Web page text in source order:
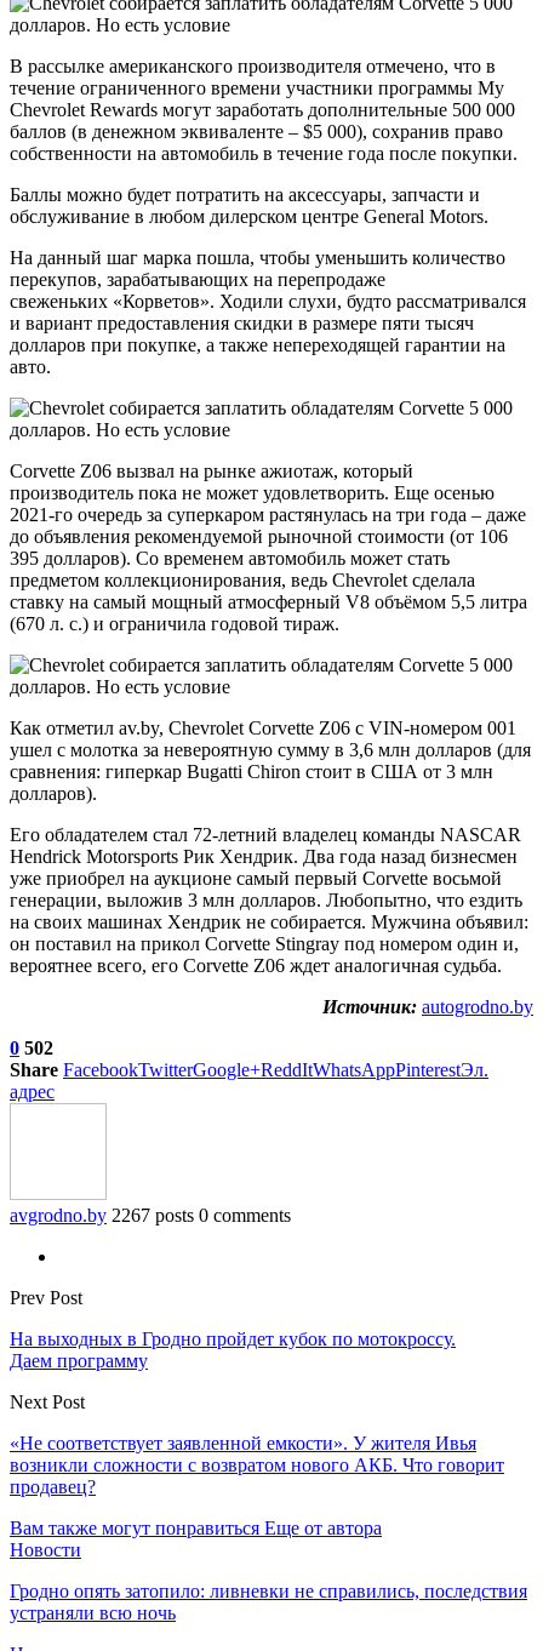
В рассылке американского производителя отмечено, что в
течение ограниченного времени участники программы My
Chevrolet Rewards могут заработать дополнительные 500 000
баллов (в денежном эквиваленте – $5 000), сохранив право
собственности на автомобиль в течение года после покупки.
Баллы можно будет потратить на аксессуары, запчасти и
обслуживание в любом дилерском центре General Motors.
На данный шаг марка пошла, чтобы уменьшить количество
перекупов, зарабатывающих на перепродаже
свеженьких «Корветов». Ходили слухи, будто рассматривался
и вариант предоставления скидки в размере пяти тысяч
долларов при покупке, а также непереходящей гарантии на
авто.
Corvette Z06 вызвал на рынке ажиотаж, который
производитель пока не может удовлетворить. Еще осенью
2021-го очередь за суперкаром растянулась на три года – даже
до объявления рекомендуемой рыночной стоимости (от 106
395 долларов). Со временем автомобиль может стать
предметом коллекционирования, ведь Chevrolet сделала
ставку на самый мощный атмосферный V8 объёмом 5,5 литра
(670 л. с.) и ограничила годовой тираж.
Как отметил av.by, Chevrolet Corvette Z06 с VIN-номером 001
ушел с молотка за невероятную сумму в 3,6 млн долларов (для
сравнения: гиперкар Bugatti Chiron стоит в США от 3 млн
долларов).
Его обладателем стал 72-летний владелец команды NASCAR
Hendrick Motorsports Рик Хендрик. Два года назад бизнесмен
уже приобрел на аукционе самый первый Corvette восьмой
генерации, выложив 3 млн долларов. Любопытно, что ездить
на своих машинах Хендрик не собирается. Мужчина объявил:
он поставил на прикол Corvette Stingray под номером один и,
вероятнее всего, его Corvette Z06 ждет аналогичная судьба.
Источник: autogrodno.by
0 502
Share FacebookTwitterGoogle+ReddItWhatsAppPinterestЭл.
адрес
avgrodno.by 2267 posts 0 comments
Prev Post
На выходных в Гродно пройдет кубок по мотокроссу.
Даем программу
Next Post
«Не соответствует заявленной емкости». У жителя Ивья
возникли сложности с возвратом нового АКБ. Что говорит
продавец?
Вам также могут понравиться Еще от автора
Новости
Гродно опять затопило: ливневки не справились, последствия
устраняли всю ночь